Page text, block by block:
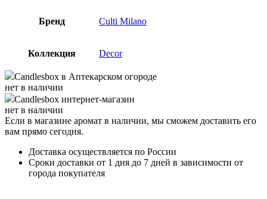
Бренд Culti Milano
Коллекция Decor
Candlesbox в Аптекарском огороде
нет в наличии
Candlesbox интернет-магазин
нет в наличии
Если в магазине аромат в наличии, мы сможем доставить его
вам прямо сегодня.
Доставка осуществляется по России
Сроки доставки от 1 дня до 7 дней в зависимости от
города покупателя